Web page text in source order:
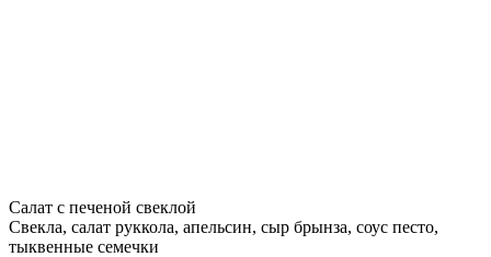
Салат с печеной свеклой
Свекла, салат руккола, апельсин, сыр брынза, соус песто,
тыквенные семечки